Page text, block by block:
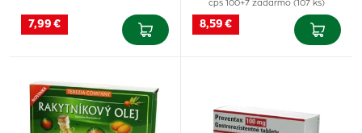
7,99 €
cps 100+7 zadarmo (107 ks)
8,59 €